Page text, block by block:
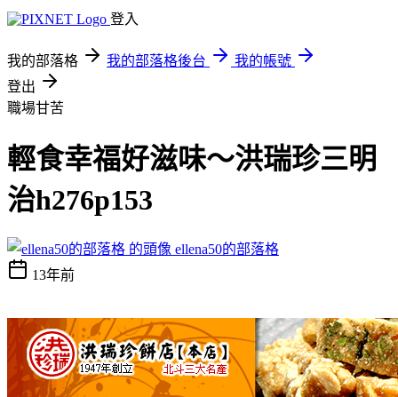
登入
我的部落格 我的部落格後台
我的帳號
登出
職場甘苦
輕食幸福好滋味～洪瑞珍三明
治h276p153
ellena50的部落格
13年前